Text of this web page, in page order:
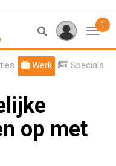
1
Werk Specials
op met